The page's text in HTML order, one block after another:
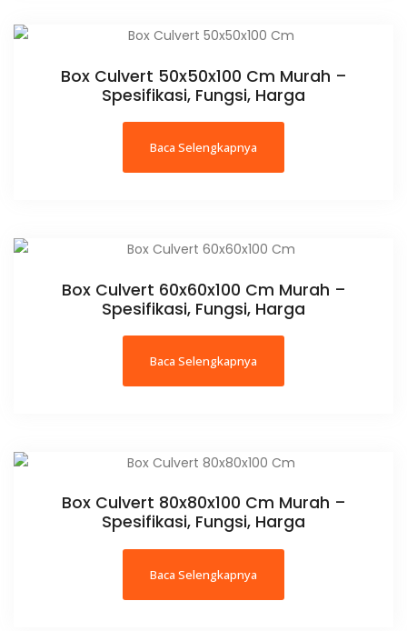
Box Culvert 50x50x100 Cm Murah –
Spesifikasi, Fungsi, Harga
Baca Selengkapnya
Box Culvert 60x60x100 Cm Murah –
Spesifikasi, Fungsi, Harga
Baca Selengkapnya
Box Culvert 80x80x100 Cm Murah –
Spesifikasi, Fungsi, Harga
Baca Selengkapnya